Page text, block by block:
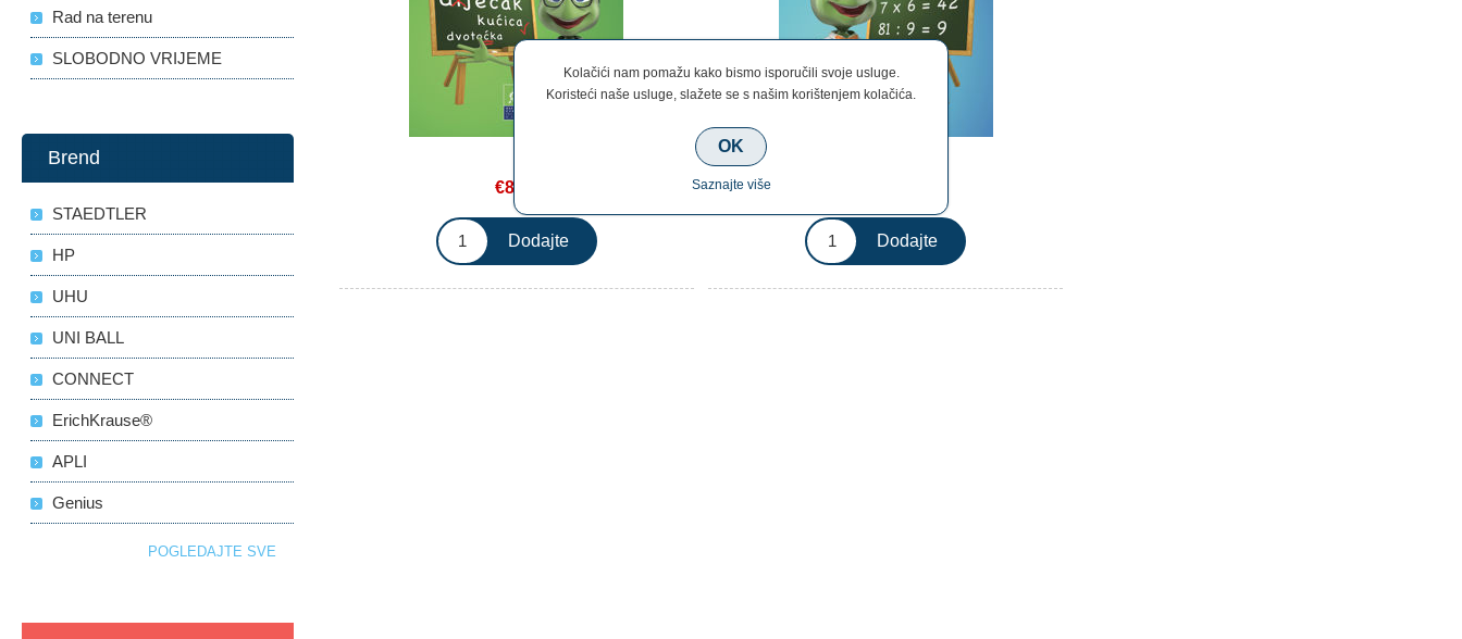
€8,90
Rad na terenu
SLOBODNO VRIJEME
Brend
STAEDTLER
HP
UHU
UNI BALL
CONNECT
ErichKrause®
APLI
Genius
POGLEDAJTE SVE
Kolačići nam pomažu kako bismo isporučili svoje usluge.
Koristeći naše usluge, slažete se s našim korištenjem kolačića.
OK
Saznajte više